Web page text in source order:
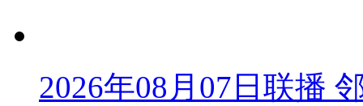
2026年08月07日联播